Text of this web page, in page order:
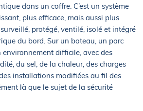
dans un coffre. C’est un système
plus efficace, mais aussi plus
protégé, ventilé, isolé et intégré
du bord. Sur un bateau, un parc
difficile, avec des
du sel, de la chaleur, des charges
installations modifiées au fil des
là que le sujet de la sécurité